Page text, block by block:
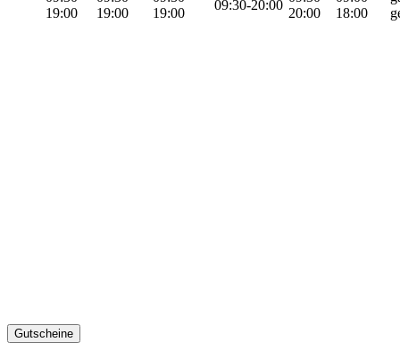
19:00
19:00
19:00
09:30-20:00
20:00
18:00
Gutscheine